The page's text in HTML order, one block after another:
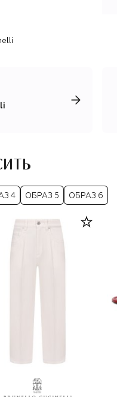
базовые вещи
пальто и
4 ОБРАЗ 5 ОБРАЗ 6